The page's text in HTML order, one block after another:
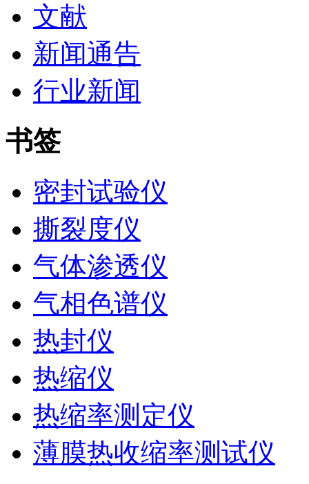
文献
新闻通告
行业新闻
书签
密封试验仪
撕裂度仪
气体渗透仪
气相色谱仪
热封仪
热缩仪
热缩率测定仪
薄膜热收缩率测试仪